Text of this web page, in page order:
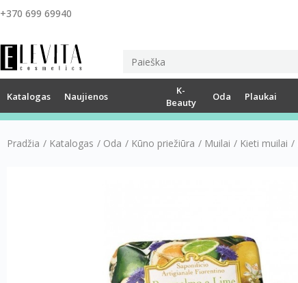
+370 699 69940
Katalogas Naujienos
K-
Beauty
Oda Plaukai
Pradžia / Katalogas / Oda / Kūno priežiūra / Muilai / Kieti muilai /